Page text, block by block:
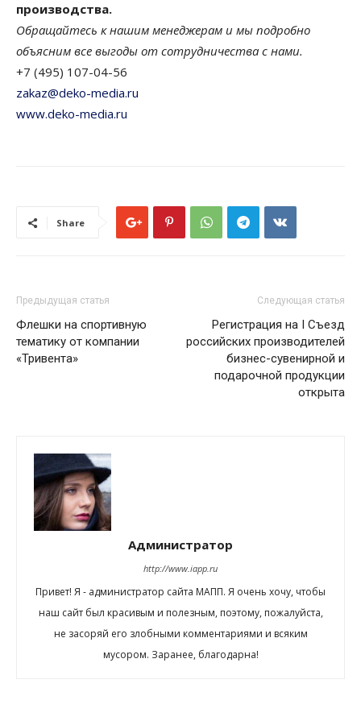
производства.
Обращайтесь к нашим менеджерам и мы подробно
объясним все выгоды от сотрудничества с нами.
+7 (495) 107-04-56
zakaz@deko-media.ru
www.deko-media.ru
Share
Предыдущая статья
Флешки на спортивную
тематику от компании
«Тривента»
Следующая статья
Регистрация на I Съезд
российских производителей
бизнес-сувенирной и
подарочной продукции
открыта
Администратор
http://www.iapp.ru
Привет! Я - администратор сайта МАПП. Я очень хочу, чтобы
наш сайт был красивым и полезным, поэтому, пожалуйста,
не засоряй его злобными комментариями и всяким
мусором. Заранее, благодарна!